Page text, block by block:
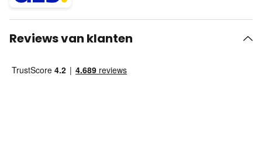
Reviews van klanten